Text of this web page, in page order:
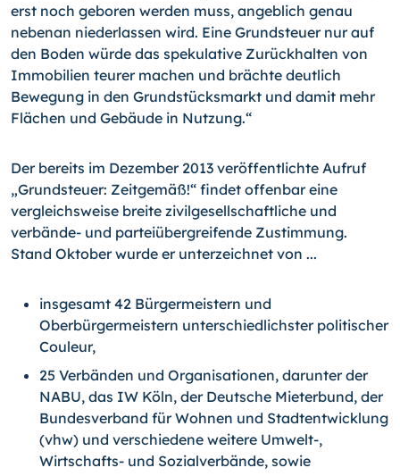
erst noch geboren werden muss, angeblich genau
nebenan niederlassen wird. Eine Grundsteuer nur auf
den Boden würde das spekulative Zurückhalten von
Immobilien teurer machen und brächte deutlich
Bewegung in den Grundstücksmarkt und damit mehr
Flächen und Gebäude in Nutzung.“
Der bereits im Dezember 2013 veröffentlichte Aufruf
„Grundsteuer: Zeitgemäß!“ findet offenbar eine
vergleichsweise breite zivilgesellschaftliche und
verbände- und parteiübergreifende Zustimmung.
Stand Oktober wurde er unterzeichnet von ...
insgesamt 42 Bürgermeistern und
Oberbürgermeistern unterschiedlichster politischer
Couleur,
25 Verbänden und Organisationen, darunter der
NABU, das IW Köln, der Deutsche Mieterbund, der
Bundesverband für Wohnen und Stadtentwicklung
(vhw) und verschiedene weitere Umwelt-,
Wirtschafts- und Sozialverbände, sowie